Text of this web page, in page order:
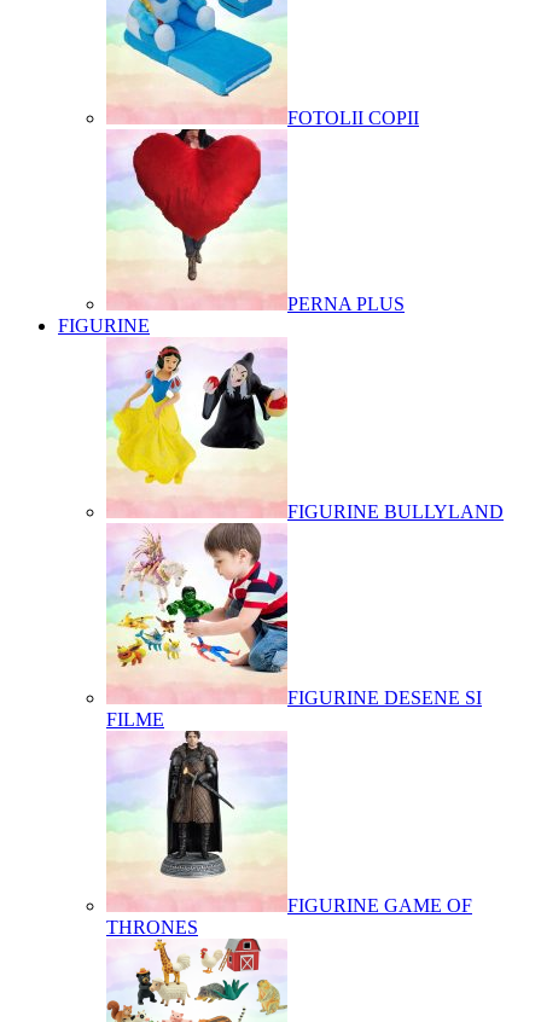
FOTOLII COPII
PERNA PLUS
FIGURINE
FIGURINE BULLYLAND
FIGURINE DESENE SI
FILME
FIGURINE GAME OF
THRONES